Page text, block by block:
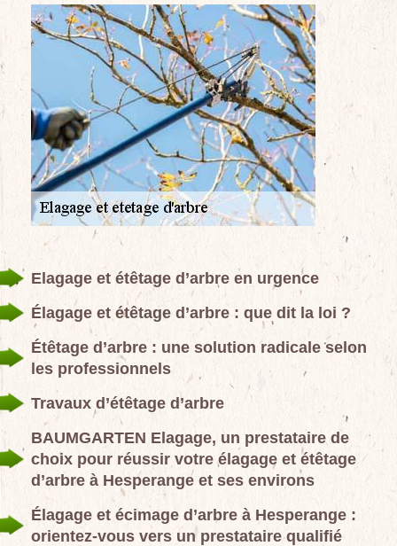
Elagage et étêtage d’arbre en urgence
Élagage et étêtage d’arbre : que dit la loi ?
Étêtage d’arbre : une solution radicale selon
les professionnels
Travaux d’étêtage d’arbre
BAUMGARTEN Elagage, un prestataire de
choix pour réussir votre élagage et étêtage
d’arbre à Hesperange et ses environs
Élagage et écimage d’arbre à Hesperange :
orientez-vous vers un prestataire qualifié